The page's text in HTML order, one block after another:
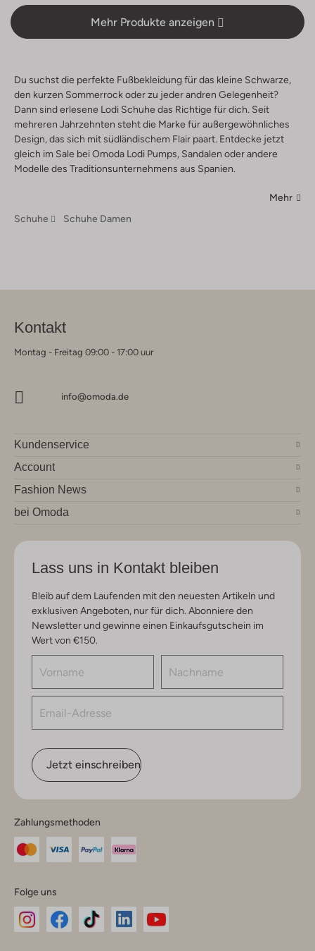
Mehr Produkte anzeigen
Du suchst die perfekte Fußbekleidung für das kleine Schwarze,
den kurzen Sommerrock oder zu jeder andren Gelegenheit?
Dann sind erlesene Lodi Schuhe das Richtige für dich. Seit
mehreren Jahrzehnten steht die Marke für außergewöhnliches
Design, das sich mit südländischem Flair paart. Entdecke jetzt
gleich im Sale bei Omoda Lodi Pumps, Sandalen oder andere
Modelle des Traditionsunternehmens aus Spanien.
Mehr
Schuhe
Schuhe Damen
Kontakt
Montag - Freitag 09:00 - 17:00 uur
info@omoda.de
Kundenservice
Account
Fashion News
bei Omoda
Lass uns in Kontakt bleiben
Bleib auf dem Laufenden mit den neuesten Artikeln und
exklusiven Angeboten, nur für dich. Abonniere den
Newsletter und gewinne einen Einkaufsgutschein im
Wert von €150.
Jetzt einschreiben
Zahlungsmethoden
Folge uns